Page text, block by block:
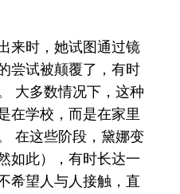
来时，她试图通过镜
尝试被颠覆了，有时
大多数情况下，这种
在学校，而是在家里
在这些阶段，黛娜变
如此），有时长达一
希望人与人接触，直